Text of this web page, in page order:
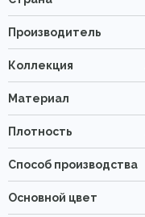
Производитель
Коллекция
Материал
Плотность
Способ производства
Основной цвет